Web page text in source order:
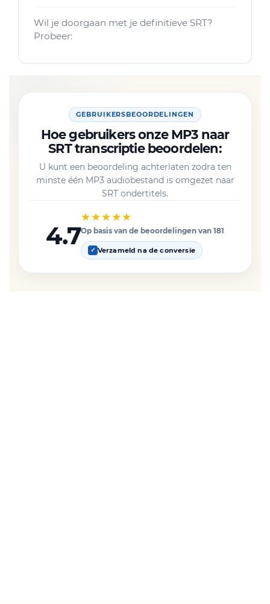
Wil je doorgaan met je definitieve SRT?
Probeer:
GEBRUIKERSBEOORDELINGEN
Hoe gebruikers onze MP3 naar
SRT transcriptie beoordelen:
U kunt een beoordeling achterlaten zodra ten
minste één MP3 audiobestand is omgezet naar
SRT ondertitels.
4.7
★★★★★
Op basis van de beoordelingen van 181
✓ Verzameld na de conversie